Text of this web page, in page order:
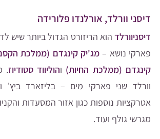
דיסני וורלד, אורלנדו פלורידה
דיסניוורלד הוא הריזורט הגדול ביותר שיש
פארקי נושא –מג'יק קינגדם (ממלכת
קינגדם (ממלכת החיות) והוליווד סטודיוז.
וורלד שני פארקי מים – בליזארד ביץ'
אטרקציות נוספות כגון אזור המסעדות
מגרשי גולף ועוד.